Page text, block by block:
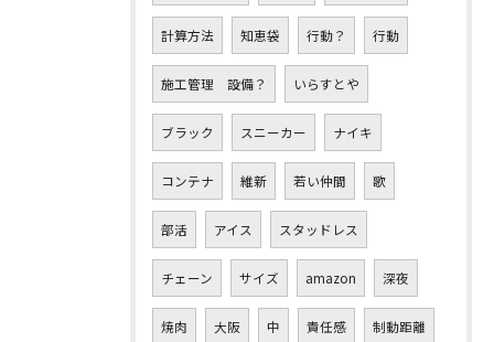
計算方法 知恵袋 行動？ 行動
施工管理 設備？ いらすとや
ブラック スニーカー ナイキ
コンテナ 維新 若い仲間 歌
部活 アイス スタッドレス
チェーン サイズ amazon 深夜
焼肉 大阪 中 責任感 制動距離